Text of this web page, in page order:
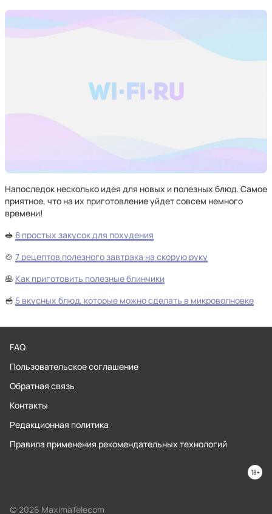
Напоследок несколько идея для новых и полезных блюд. Самое
приятное, что на их приготовление уйдет совсем немного
времени!
🥪 8 простых закусок для похудения
🍲 7 рецептов полезного завтрака на скорую руку
🥞 Как приготовить полезные блинчики
🥣 5 вкусных блюд, которые можно сделать в микроволновке
FAQ
Пользовательское соглашение
Обратная связь
Контакты
Редакционная политика
Правила применения рекомендательных технологий
© 2026 MaximaTelecom